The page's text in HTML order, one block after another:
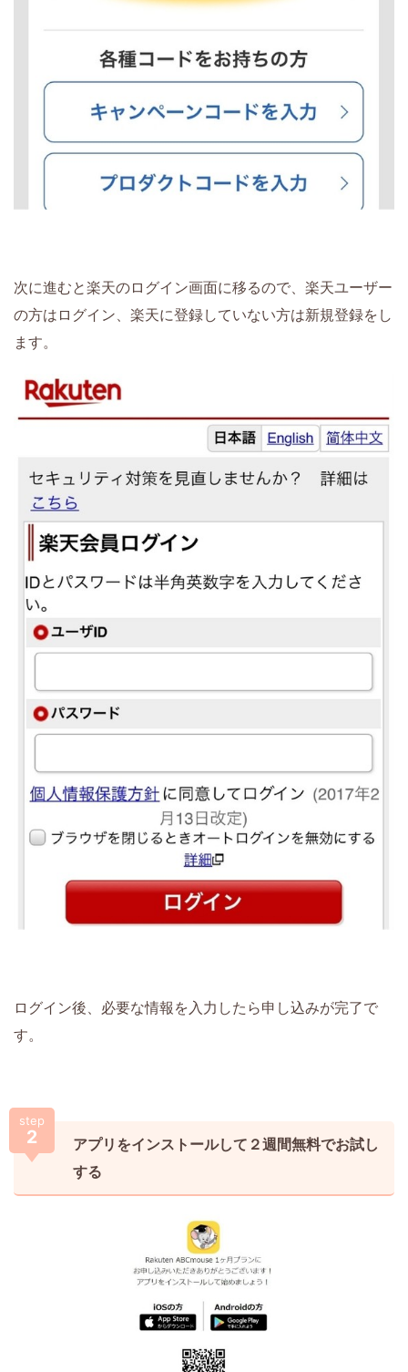
次に進むと楽天のログイン画面に移るので、楽天ユーザー
の方はログイン、楽天に登録していない方は新規登録をし
ます。
ログイン後、必要な情報を入力したら申し込みが完了で
す。
step
2
アプリをインストールして２週間無料でお試し
する